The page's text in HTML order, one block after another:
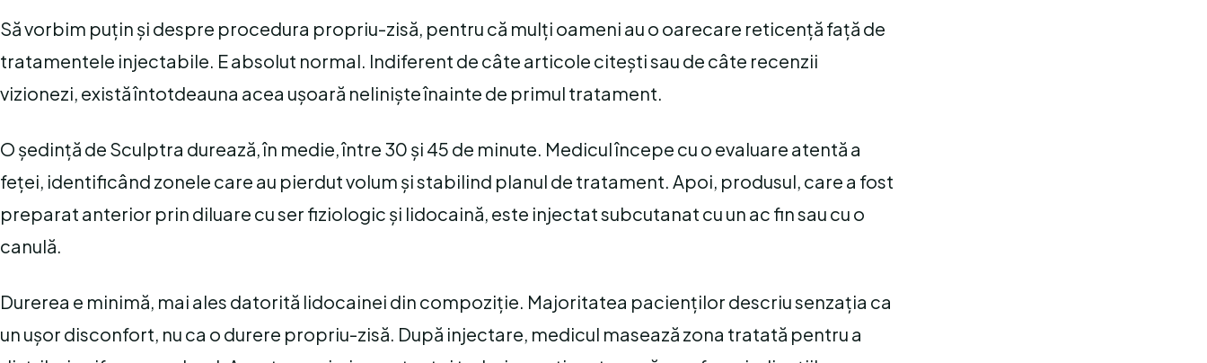
Să vorbim puțin și despre procedura propriu-zisă, pentru că mulți oameni au o oarecare reticență față de
tratamentele injectabile. E absolut normal. Indiferent de câte articole citești sau de câte recenzii
vizionezi, există întotdeauna acea ușoară neliniște înainte de primul tratament.
O ședință de Sculptra durează, în medie, între 30 și 45 de minute. Medicul începe cu o evaluare atentă a
feței, identificând zonele care au pierdut volum și stabilind planul de tratament. Apoi, produsul, care a fost
preparat anterior prin diluare cu ser fiziologic și lidocaină, este injectat subcutanat cu un ac fin sau cu o
canulă.
Durerea e minimă, mai ales datorită lidocainei din compoziție. Majoritatea pacienților descriu senzația ca
un ușor disconfort, nu ca o durere propriu-zisă. După injectare, medicul masează zona tratată pentru a